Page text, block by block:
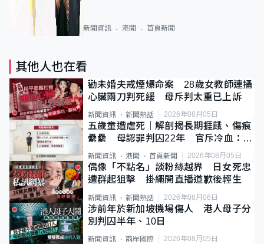
新聞資訊 港聞 首頁新聞
其他人也在看
勸未婚夫戒煙爆命案 28歲女教師連捅
心臟兩刀判死緩 母斥判太重已上訴
新聞資訊 新聞熱話 2026年08月05日
五歲童遭虐死｜解剖揭長期捱餓、傷痕
纍纍 母認罪判囚22年 官斥冷血：同
類案最惡劣
新聞資訊 港聞 首頁新聞 2026年08月05日
偶像「不點名」談粉絲越界 日女死忠
遭群起狙擊 掛繩開直播道歉後輕生
新聞資訊 新聞熱話 2026年08月06日
涉前年於新加坡機場傷人 港人母子分
別判囚半年、10日
新聞資訊 兩岸國際 2026年08月05日